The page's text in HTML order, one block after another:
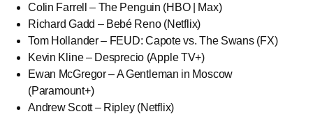
Colin Farrell – The Penguin (HBO | Max)
Richard Gadd – Bebé Reno (Netflix)
Tom Hollander – FEUD: Capote vs. The Swans (FX)
Kevin Kline – Desprecio (Apple TV+)
Ewan McGregor – A Gentleman in Moscow
(Paramount+)
Andrew Scott – Ripley (Netflix)